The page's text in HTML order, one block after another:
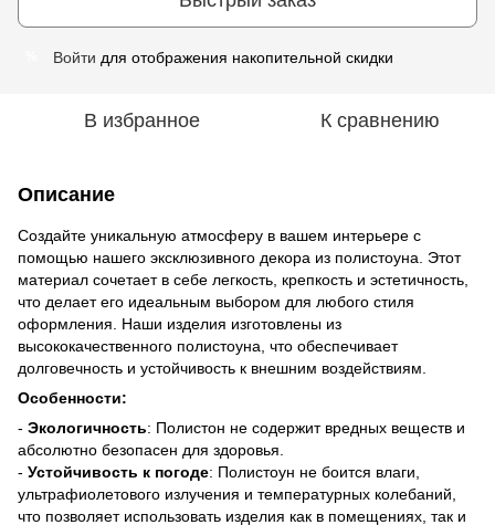
Войти для отображения накопительной скидки
В избранное К сравнению
Описание
Создайте уникальную атмосферу в вашем интерьере с
помощью нашего эксклюзивного декора из полистоуна. Этот
материал сочетает в себе легкость, крепкость и эстетичность,
что делает его идеальным выбором для любого стиля
оформления. Наши изделия изготовлены из
высококачественного полистоуна, что обеспечивает
долговечность и устойчивость к внешним воздействиям.
Особенности:
- Экологичность: Полистон не содержит вредных веществ и
абсолютно безопасен для здоровья.
- Устойчивость к погоде: Полистоун не боится влаги,
ультрафиолетового излучения и температурных колебаний,
что позволяет использовать изделия как в помещениях, так и